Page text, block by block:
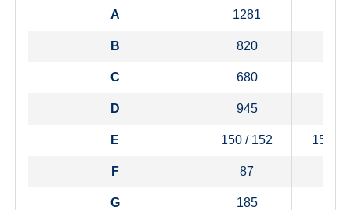
A 1281
B 820
C 680
D 945
E 150 / 152 150 /
F 87
G 185